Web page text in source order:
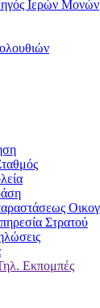
Ιερών Μονών
Στρατού
Εκπομπές